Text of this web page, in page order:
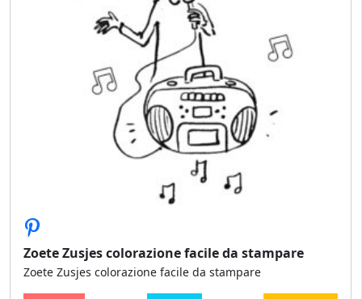
Zoete Zusjes colorazione facile da stampare
Zoete Zusjes colorazione facile da stampare